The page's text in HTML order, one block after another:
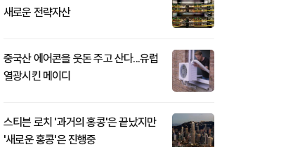
새로운 전략자산
중국산 에어콘을 웃돈 주고 산다...유럽
열광시킨 메이디
스티븐 로치 '과거의 홍콩'은 끝났지만
'새로운 홍콩'은 진행중